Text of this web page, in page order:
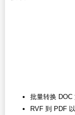
批量转换 DOC
RVF 到 PDF